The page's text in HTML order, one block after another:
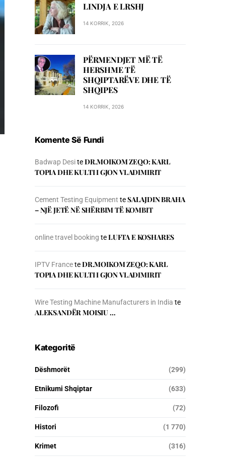
LINDJA E LRSHJ
14 KORRIK, 2026
PËRMENDJET MË TË
HERSHME TË
SHQIPTARËVE DHE TË
SHQIPES
14 KORRIK, 2026
Komente Së Fundi
Badwap DesiteDR.MOIKOM ZEQO: KARL
TOPIA DHE KULTI I GJON VLADIMIRIT
Cement Testing Equipment teSALAJDIN BRAHA
– NJЁ JETЁ NЁ SHЁRBIM TЁ KOMBIT
online travel booking teLUFTA E KOSHARES
IPTV FranceteDR.MOIKOM ZEQO: KARL
TOPIA DHE KULTI I GJON VLADIMIRIT
Wire Testing Machine Manufacturers in India te
ALEKSANDËR MOISIU …
Kategoritë
Dëshmorët (299)
Etnikumi Shqiptar (633)
Filozofi (72)
Histori (1 770)
Krimet (316)